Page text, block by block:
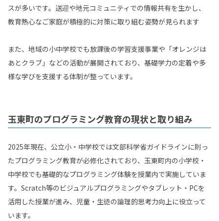
スが多いです。送迎や地元コミュニティでの情報共有を生かし、
教育熱心なご家庭が積極的に対策に取り組む姿勢が見られます
また、地域の小中学校でも放課後の学習支援事業や「オレンジは
あとクラブ」などの活動が展開されており、基礎学力の定着や多
様な学びを支援する体制が整っています。
玉東町のプログラミング教育の現状と取り組み
2025年現在、公立小・中学校では文部科学省ガイドラインに則っ
たプログラミング教育が必修化されており、玉東町内の小学校・
中学校でも基礎的なプログラミング体験を授業内で実施していま
す。Scratch等のビジュアルプログラミングやタブレット・PCを
活用した授業が進み、児童・生徒の論理的思考力向上に役立って
います。